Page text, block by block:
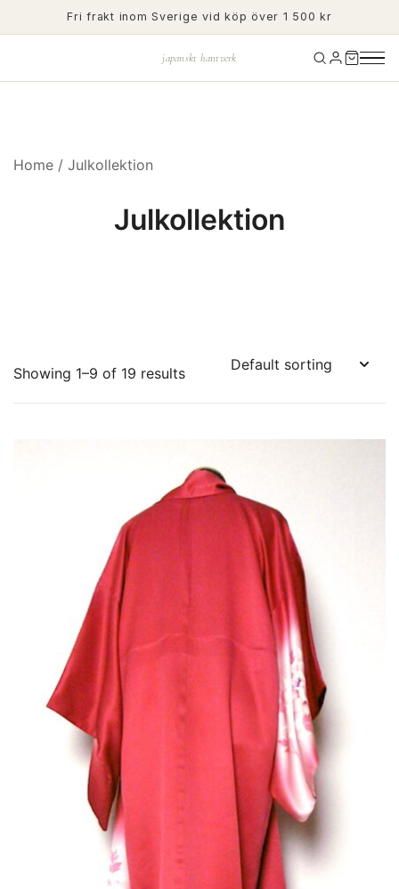
to
Fri frakt inom Sverige vid köp över 1 500 kr
japanskt hantverk
Home / Julkollektion
Julkollektion
Showing 1–9 of 19 results